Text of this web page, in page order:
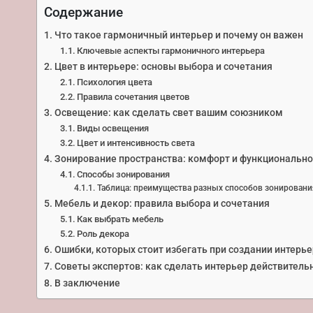
Содержание
Что такое гармоничный интерьер и почему он важен
Ключевые аспекты гармоничного интерьера
Цвет в интерьере: основы выбора и сочетания
Психология цвета
Правила сочетания цветов
Освещение: как сделать свет вашим союзником
Виды освещения
Цвет и интенсивность света
Зонирование пространства: комфорт и
Способы зонирования
Таблица: преимущества разных способов
Мебель и декор: правила выбора и сочетания
Как выбрать мебель
Роль декора
Ошибки, которых стоит избегать при создании
Советы экспертов: как сделать интерьер
В заключение